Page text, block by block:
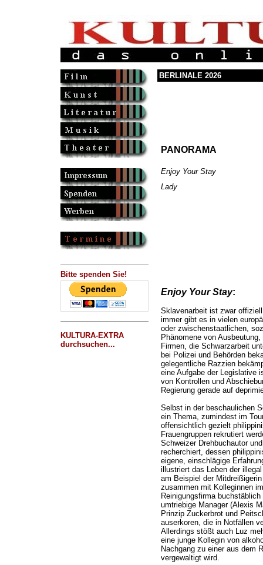
Bitte spenden Sie!
KULTURA-EXTRA
durchsuchen...
BERLINALE 2026
PANORAMA
Enjoy Your Stay
Lady
Enjoy Your Stay:
Sklavenarbeit ist zwar
immer gibt es in vielen
oder zwischenstaatlichen,
Phänomene von
Firmen, die Schwarzarbeit
bei Polizei und Behörden
gelegentliche Razzien
eine Aufgabe der Legislative
von Kontrollen und
Regierung gerade auf
Selbst in der beschaulichen
ein Thema, zumindest im
offensichtlich gezielt
Frauengruppen rekrutiert
Schweizer Drehbuchautor
recherchiert, dessen
eigene, einschlägige
illustriert das Leben der
am Beispiel der
zusammen mit Kolleginnen
Reinigungsfirma
umtriebige Manager (Alexis
Prinzip Zuckerbrot und
auserkoren, die in Notfällen
Allerdings stößt auch Luz
eine junge Kollegin von
Nachgang zu einer aus dem
vergewaltigt wird.